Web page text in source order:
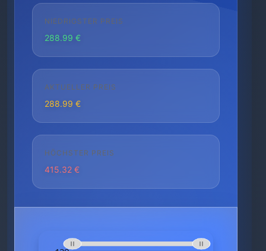
NIEDRIGSTER PREIS
288.99 €
AKTUELLER PREIS
288.99 €
HÖCHSTER PREIS
415.32 €